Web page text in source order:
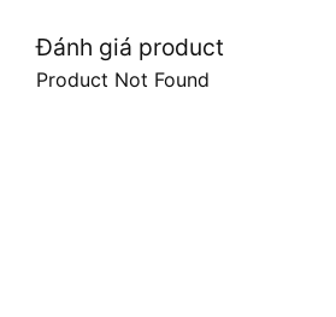
Đánh giá product
Product Not Found